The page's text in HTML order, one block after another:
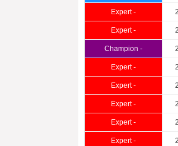
Expert -
Expert -
Champion -
Expert -
Expert -
Expert -
Expert -
Expert -